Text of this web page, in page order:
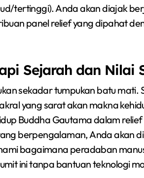
tertinggi). Anda akan diajak
panel relief yang dipahat
Sejarah dan
sekadar tumpukan batu
yang sarat akan makna
Buddha Gautama dalam relief
berpengalaman, Anda akan
bagaimana peradaban
ini tanpa bantuan teknologi